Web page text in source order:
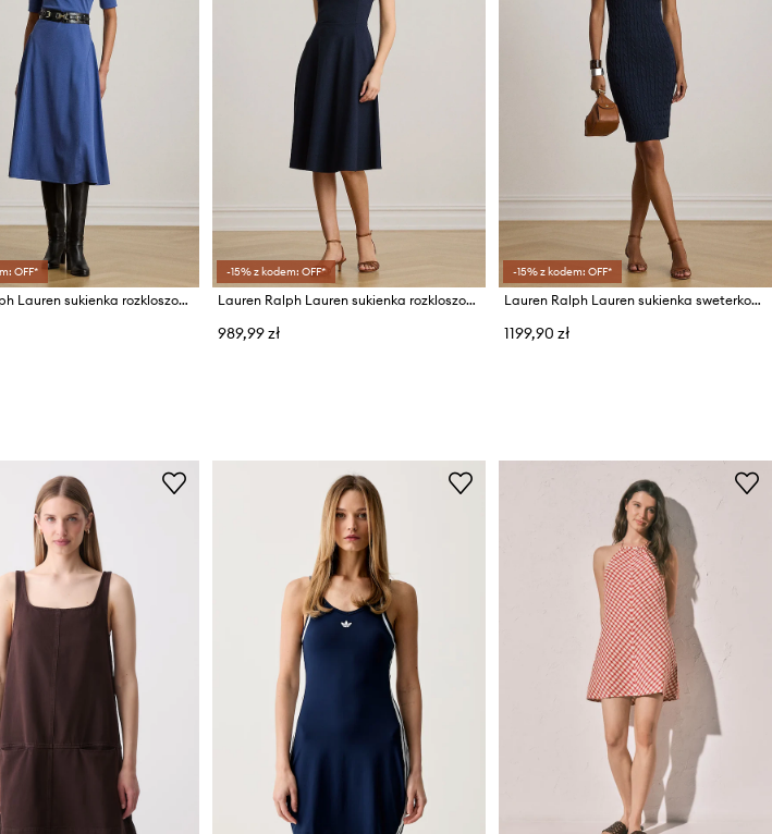
OFF*
Lauren Ralph Lauren sukienka rozkloszowana z bawełną
-15% z kodem: OFF*
Lauren Ralph Lauren sukienka rozkloszowana z wiskozą
989,99 zł
-15% z kodem: OFF*
Lauren Ralph Lauren sukienka sweterkowa z bawełną
1199,90 zł